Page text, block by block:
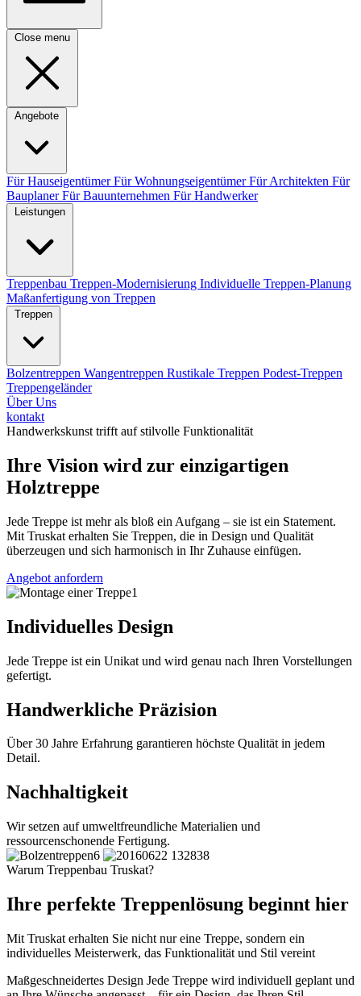
Close menu
Angebote
Für HauseigentümerFür WohnungseigentümerFür Architekten Für
BauplanerFür Bauunternehmen Für Handwerker
Leistungen
Treppenbau Treppen-Modernisierung Individuelle Treppen-Planung
Maßanfertigung von Treppen
Treppen
Bolzentreppen Wangentreppen Rustikale Treppen Podest-Treppen
Treppengeländer
Über Uns
kontakt
Handwerkskunst trifft auf stilvolle Funktionalität
Ihre Vision wird zur einzigartigen
Holztreppe
Jede Treppe ist mehr als bloß ein Aufgang – sie ist ein Statement.
Mit Truskat erhalten Sie Treppen, die in Design und Qualität
überzeugen und sich harmonisch in Ihr Zuhause einfügen.
Angebot anfordern
Individuelles Design
Jede Treppe ist ein Unikat und wird genau nach Ihren Vorstellungen
gefertigt.
Handwerkliche Präzision
Über 30 Jahre Erfahrung garantieren höchste Qualität in jedem
Detail.
Nachhaltigkeit
Wir setzen auf umweltfreundliche Materialien und
ressourcenschonende Fertigung.
Warum Treppenbau Truskat?
Ihre perfekte Treppenlösung beginnt hier
Mit Truskat erhalten Sie nicht nur eine Treppe, sondern ein
individuelles Meisterwerk, das Funktionalität und Stil vereint
Maßgeschneidertes Design Jede Treppe wird individuell geplant und